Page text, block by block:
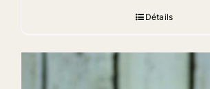
Détails